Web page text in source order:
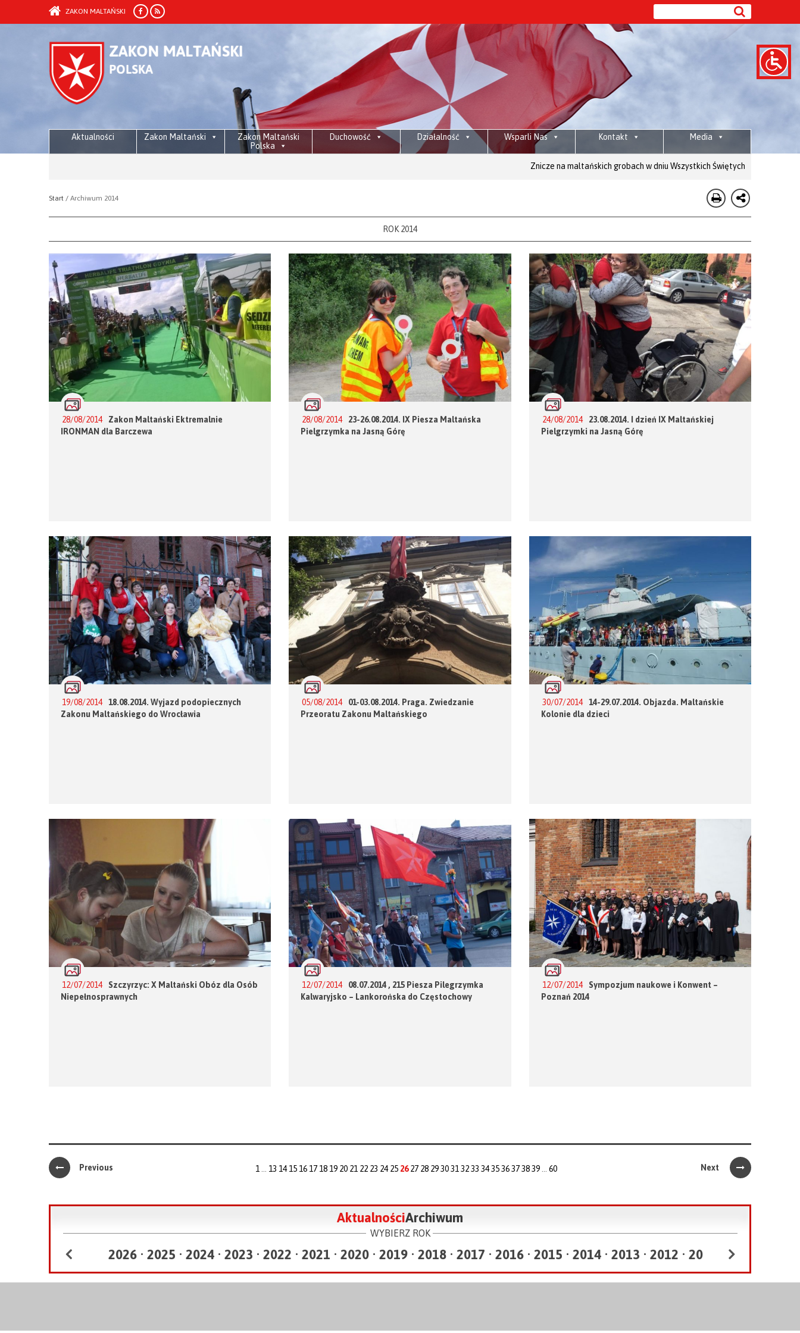
ZAKON MALTAŃSKI
Aktualności Zakon Maltański
Zakon Maltański
Polska
Duchowość Działalność Wsparli Nas Kontakt Media
Znicze na maltańskich grobach w dniu Wszystkich Świętych Wesprzyj: 80 1020
Start / Archiwum 2014
ROK 2014
28/08/2014
Zakon Maltański Ektremalnie
IRONMAN dla Barczewa
28/08/2014
23-26.08.2014. IX Piesza Maltańska
Pielgrzymka na Jasną Górę
24/08/2014
23.08.2014. I dzień IX Maltańskiej
Pielgrzymki na Jasną Górę
19/08/2014
18.08.2014. Wyjazd podopiecznych
Zakonu Maltańskiego do Wrocławia
05/08/2014
01-03.08.2014. Praga. Zwiedzanie
Przeoratu Zakonu Maltańskiego
30/07/2014
14-29.07.2014. Objazda. Maltańskie
Kolonie dla dzieci
12/07/2014
Szczyrzyc: X Maltański Obóz dla Osób
Niepełnosprawnych
12/07/2014
08.07.2014 , 215 Piesza Pilegrzymka
Kalwaryjsko – Lankorońska do Częstochowy
12/07/2014
Sympozjum naukowe i Konwent –
Poznań 2014
Previous 1 13 14 15 16 17 18 19 20 21 22 23 24 25 26 27 28 29 30 31 32 33 34 35 36 37 38 39 60 Next
AktualnościArchiwum
WYBIERZ ROK
2026 • 2025 • 2024 • 2023 • 2022 • 2021 • 2020 • 2019 • 2018 • 2017 • 2016 • 2015 • 2014 • 2013 • 2012 • 2011 2010